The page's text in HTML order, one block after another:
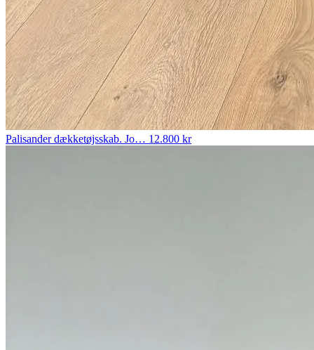
Palisander dækketøjsskab. Jo… 12.800 kr